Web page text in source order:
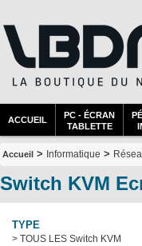
ACCUEIL
PC - ÉCRAN
TABLETTE
Accueil > Informatique >
Switch KVM
TYPE
> TOUS LES Switch KVM